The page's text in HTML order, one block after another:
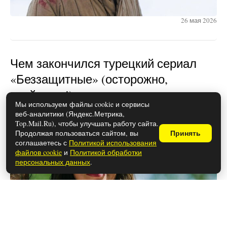
26 мая 2026
Чем закончился турецкий сериал
«Беззащитные» (осторожно,
спойлеры!)
Мы используем файлы cookie и сервисы
веб-аналитики (Яндекс.Метрика,
Top.Mail.Ru), чтобы улучшать работу сайта.
Продолжая пользоваться сайтом, вы
соглашаетесь с Политикой использования
файлов cookie и Политикой обработки
персональных данных.
Принять